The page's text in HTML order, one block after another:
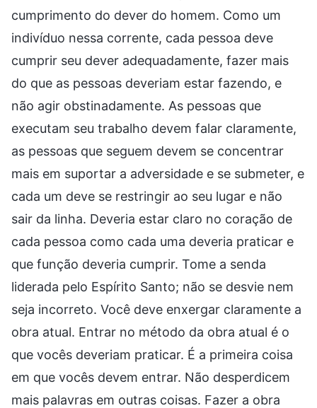
cumprimento do dever do homem. Como um
indivíduo nessa corrente, cada pessoa deve
cumprir seu dever adequadamente, fazer mais
do que as pessoas deveriam estar fazendo, e
não agir obstinadamente. As pessoas que
executam seu trabalho devem falar claramente,
as pessoas que seguem devem se concentrar
mais em suportar a adversidade e se submeter, e
cada um deve se restringir ao seu lugar e não
sair da linha. Deveria estar claro no coração de
cada pessoa como cada uma deveria praticar e
que função deveria cumprir. Tome a senda
liderada pelo Espírito Santo; não se desvie nem
seja incorreto. Você deve enxergar claramente a
obra atual. Entrar no método da obra atual é o
que vocês deveriam praticar. É a primeira coisa
em que vocês devem entrar. Não desperdicem
mais palavras em outras coisas. Fazer a obra